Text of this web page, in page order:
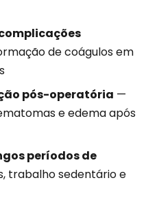
de coágulos em
pós-operatória —
e edema após
períodos de
trabalho sedentário e